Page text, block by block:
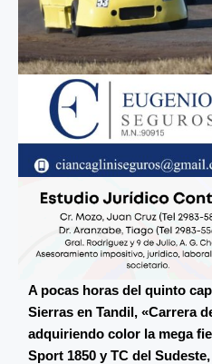
A pocas horas del quinto
Sierras en Tandil, «Carrera
adquiriendo color la mega
Sport 1850 y TC del